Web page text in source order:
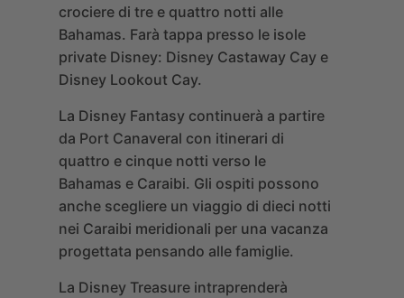
crociere di tre e quattro notti alle
Bahamas. Farà tappa presso le isole
private Disney: Disney Castaway Cay e
Disney Lookout Cay.
La Disney Fantasy continuerà a partire
da Port Canaveral con itinerari di
quattro e cinque notti verso le
Bahamas e Caraibi. Gli ospiti possono
anche scegliere un viaggio di dieci notti
nei Caraibi meridionali per una vacanza
progettata pensando alle famiglie.
La Disney Treasure intraprenderà